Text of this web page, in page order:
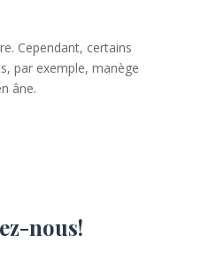
Cependant, certains
par exemple, manège
âne.
nous!